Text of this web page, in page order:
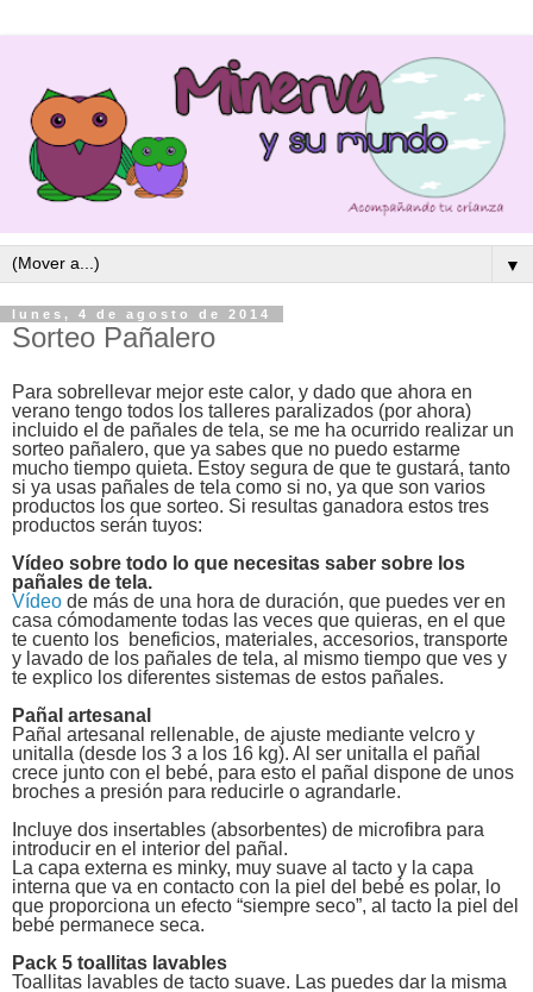
▼
lunes, 4 de agosto de 2014
Sorteo Pañalero
Para sobrellevar mejor este calor, y dado que ahora en
verano tengo todos los talleres paralizados (por ahora)
incluido el de pañales de tela, se me ha ocurrido realizar un
sorteo pañalero, que ya sabes que no puedo estarme
mucho tiempo quieta. Estoy segura de que te gustará, tanto
si ya usas pañales de tela como si no, ya que son varios
productos los que sorteo. Si resultas ganadora estos tres
productos serán tuyos:
Vídeo sobre todo lo que necesitas saber sobre los
pañales de tela.
Vídeo de más de una hora de duración, que puedes ver en
casa cómodamente todas las veces que quieras, en el que
te cuento los beneficios, materiales, accesorios, transporte
y lavado de los pañales de tela, al mismo tiempo que ves y
te explico los diferentes sistemas de estos pañales.
Pañal artesanal
Pañal artesanal rellenable, de ajuste mediante velcro y
unitalla (desde los 3 a los 16 kg). Al ser unitalla el pañal
crece junto con el bebé, para esto el pañal dispone de unos
broches a presión para reducirle o agrandarle.
Incluye dos insertables (absorbentes) de microfibra para
introducir en el interior del pañal.
La capa externa es minky, muy suave al tacto y la capa
interna que va en contacto con la piel del bebé es polar, lo
que proporciona un efecto “siempre seco”, al tacto la piel del
bebé permanece seca.
Pack 5 toallitas lavables
Toallitas lavables de tacto suave. Las puedes dar la misma